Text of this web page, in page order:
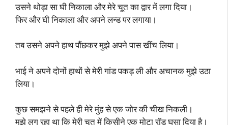
उसने थोड़ा सा घी निकाला और मेरे चूत का द्वार में लगा दिया।
फिर और घी निकाला और अपने लन्ड पर लगाया।
तब उसने अपने हाथ पौंछकर मुझे अपने पास खींच लिया।
भाई ने अपने दोनों हाथों से मेरी गांड पकड़ ली और अचानक मुझे उठा
लिया।
कुछ समझने से पहले ही मेरे मुंह से एक जोर की चीख निकली।
मुझे लग रहा था कि मेरी चूत में किसीने एक मोटा रॉड घुसा दिया है।